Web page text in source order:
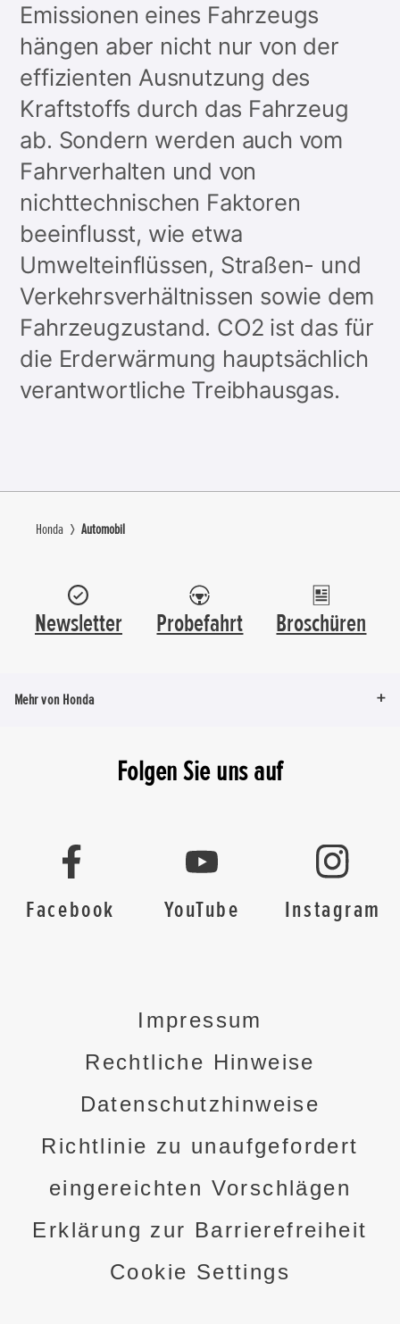
Emissionen eines Fahrzeugs
hängen aber nicht nur von der
effizienten Ausnutzung des
Kraftstoffs durch das Fahrzeug
ab. Sondern werden auch vom
Fahrverhalten und von
nichttechnischen Faktoren
beeinflusst, wie etwa
Umwelteinflüssen, Straßen- und
Verkehrsverhältnissen sowie dem
Fahrzeugzustand. CO2 ist das für
die Erderwärmung hauptsächlich
verantwortliche Treibhausgas.
Honda Automobil
Newsletter Probefahrt Broschüren
Mehr von Honda
Folgen Sie uns auf
Facebook YouTube Instagram
Impressum
Rechtliche Hinweise
Datenschutzhinweise
Richtlinie zu unaufgefordert
eingereichten Vorschlägen
Erklärung zur Barrierefreiheit
Cookie Settings